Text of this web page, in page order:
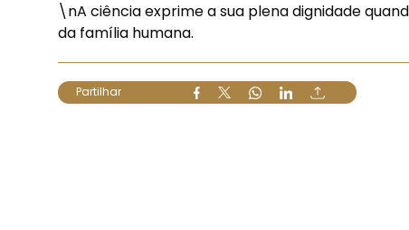
\nA ciência exprime a sua plena dignidade
da família humana.
Partilhar